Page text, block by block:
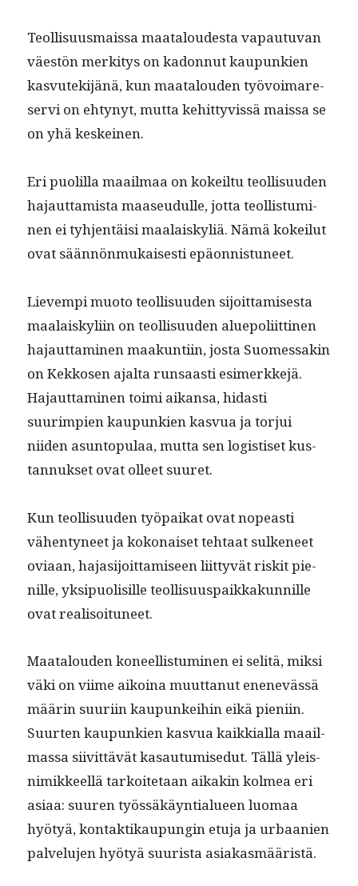
Teol­lisu­us­mais­sa maat­aloud­es­ta vapau­tu­van
väestön merk­i­tys on kadon­nut kaupunkien
kasvutek­i­jänä, kun maat­alouden työvoimare­
servi on ehtynyt, mut­ta kehit­tyvis­sä mais­sa se
on yhä keskeinen.
Eri puo­lil­la maail­maa on kokeil­tu teol­lisu­u­den
hajaut­tamista maaseudulle, jot­ta teol­lis­tu­mi­
nen ei tyh­jen­täisi maalaiskyliä. Nämä kokeilut
ovat sään­nön­mukaises­ti epäonnistuneet.
Lievem­pi muo­to teol­lisu­u­den sijoit­tamis­es­ta
maalaiskyli­in on teol­lisu­u­den alue­poli­it­ti­nen
hajaut­ta­mi­nen maakun­ti­in, jos­ta Suomes­sakin
on Kekkosen ajal­ta run­saasti esimerkke­jä.
Hajaut­ta­mi­nen toi­mi aikansa, hidasti
suurimpi­en kaupunkien kasvua ja tor­jui
niiden asun­top­u­laa, mut­ta sen logis­tiset kus­
tan­nuk­set ovat olleet suuret.
Kun teol­lisu­u­den työ­paikat ovat nopeasti
vähen­tyneet ja kokon­aiset tehtaat sulke­neet
ovi­aan, hajasi­joit­tamiseen liit­tyvät riskit pie­
nille, yksipuolisille teol­lisu­u­s­paikkakun­nille
ovat realisoituneet.
Maat­alouden koneel­lis­tu­mi­nen ei selitä, mik­si
väki on viime aikoina muut­tanut enenevässä
määrin suuri­in kaupunkei­hin eikä pieni­in.
Suurten kaupunkien kasvua kaikkial­la maail­
mas­sa siivit­tävät kasautu­mise­dut. Täl­lä yleis­
nimik­keel­lä tarkoite­taan aikakin kolmea eri
asi­aa: suuren työssäkäyn­tialueen luo­maa
hyö­tyä, kon­tak­tikaupun­gin etu­ja ja urbaanien
palvelu­jen hyö­tyä suurista asiakasmääristä.